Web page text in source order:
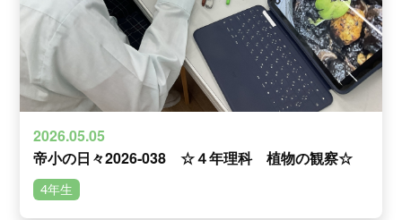
2026.05.05
帝小の日々2026‐038 ☆４年理科 植物の観察☆
4年生